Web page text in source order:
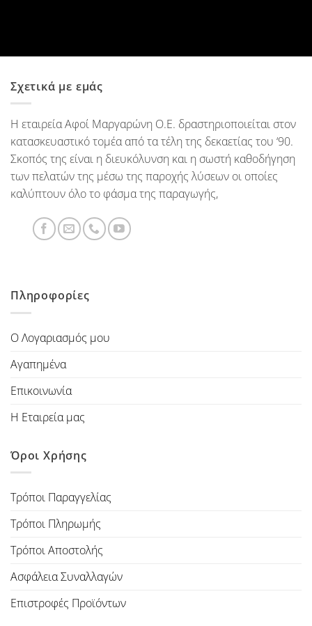
Σχετικά με εμάς
Η εταιρεία Αφοί Μαργαρώνη Ο.Ε. δραστηριοποιείται στον
κατασκευαστικό τομέα από τα τέλη της δεκαετίας του ‘90.
Σκοπός της είναι η διευκόλυνση και η σωστή καθοδήγηση
των πελατών της μέσω της παροχής λύσεων οι οποίες
καλύπτουν όλο το φάσμα της παραγωγής,
Πληροφορίες
Ο Λογαριασμός μου
Αγαπημένα
Επικοινωνία
Η Εταιρεία μας
Όροι Χρήσης
Τρόποι Παραγγελίας
Τρόποι Πληρωμής
Τρόποι Αποστολής
Ασφάλεια Συναλλαγών
Επιστροφές Προϊόντων